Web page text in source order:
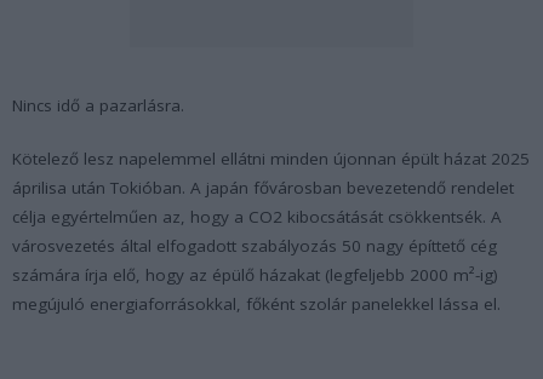
Nincs idő a pazarlásra.
Kötelező lesz napelemmel ellátni minden újonnan épült házat 2025
áprilisa után Tokióban. A japán fővárosban bevezetendő rendelet
célja egyértelműen az, hogy a CO2 kibocsátását csökkentsék. A
városvezetés által elfogadott szabályozás 50 nagy építtető cég
számára írja elő, hogy az épülő házakat (legfeljebb 2000 m²-ig)
megújuló energiaforrásokkal, főként szolár panelekkel lássa el.